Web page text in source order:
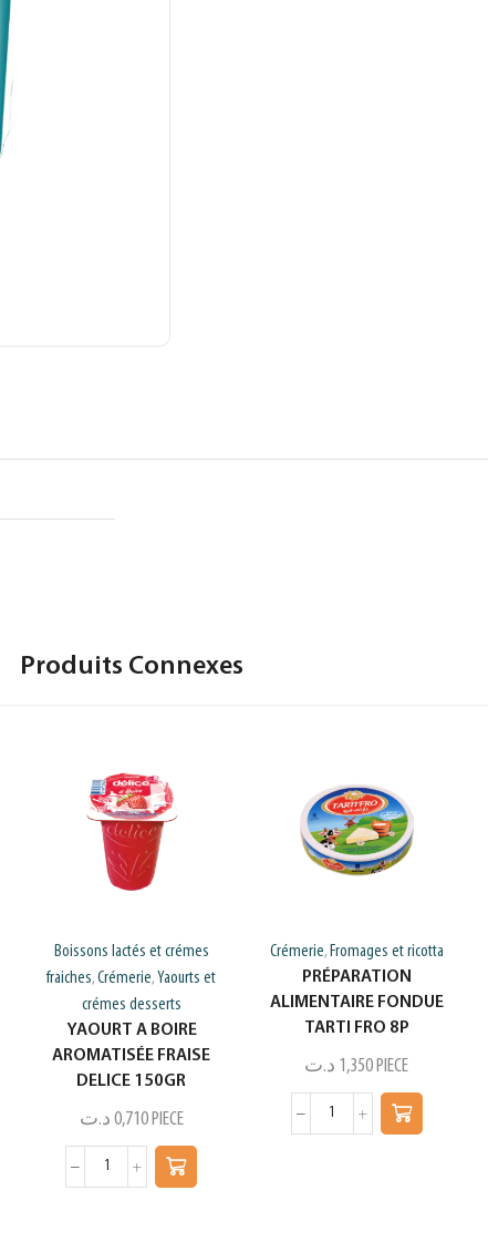
Produits Connexes
Boissons lactés et crémes
fraiches,Crémerie, Yaourts et
crémes desserts
YAOURT A BOIRE
AROMATISÉE FRAISE
DELICE 150GR
0,710 د.ت PIECE
Crémerie, Fromages et ricotta
PRÉPARATION
ALIMENTAIRE FONDUE
TARTI FRO 8P
1,350 د.ت PIECE